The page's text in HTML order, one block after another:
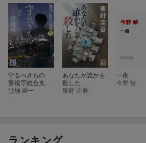
守るべきもの
警視庁総合支援
課5
堂場 瞬一
あなたが誰かを
殺した
東野 圭吾
一夜
今野 敏
ランキング